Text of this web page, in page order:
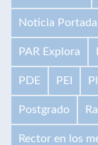
Noticia Portada
PAR Explora
PDE PEI
Postgrado
Rector en los